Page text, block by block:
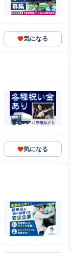
気になる
気になる